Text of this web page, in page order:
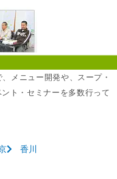
メニュー開発や、スープ・
ト・セミナーを多数行って
香川